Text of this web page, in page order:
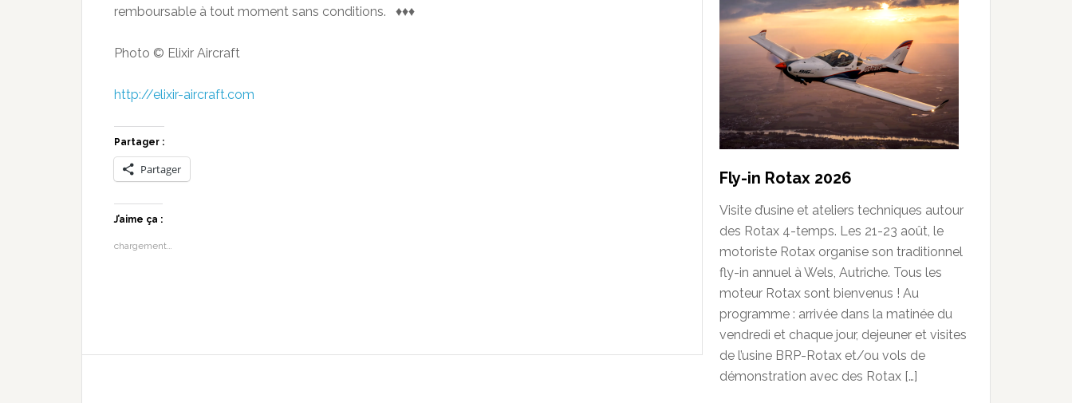
remboursable à tout moment sans conditions. ♦♦♦
Photo © Elixir Aircraft
http://elixir-aircraft.com
Partager :
Partager
J’aime ça :
chargement…
Fly-in Rotax 2026
Visite d’usine et ateliers techniques autour
des Rotax 4-temps. Les 21-23 août, le
motoriste Rotax organise son traditionnel
fly-in annuel à Wels, Autriche. Tous les
moteur Rotax sont bienvenus ! Au
programme : arrivée dans la matinée du
vendredi et chaque jour, dejeuner et visites
de l’usine BRP-Rotax et/ou vols de
démonstration avec des Rotax […]